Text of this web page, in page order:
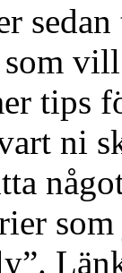
tips
ni